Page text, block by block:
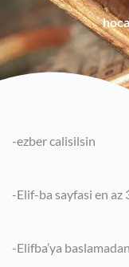
-ezber calisilsin
-Elif-ba sayfasi en az
-Elifba’ya